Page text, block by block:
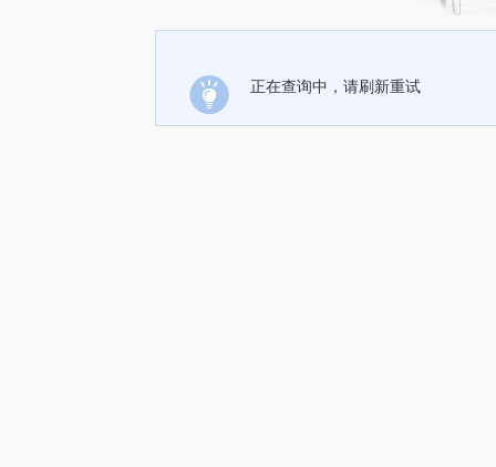
正在查询中，请刷新重试